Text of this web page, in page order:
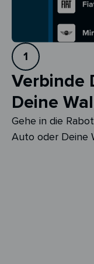
1
Verbinde
Deine
Gehe in die
Auto oder Deine